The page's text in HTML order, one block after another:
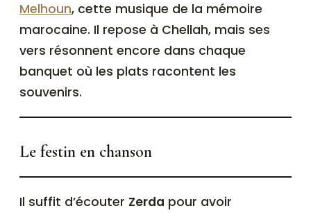
Melhoun, cette musique de la mémoire
marocaine. Il repose à Chellah, mais ses
vers résonnent encore dans chaque
banquet où les plats racontent les
souvenirs.
Le festin en chanson
Il suffit d’écouter Zerda pour avoir